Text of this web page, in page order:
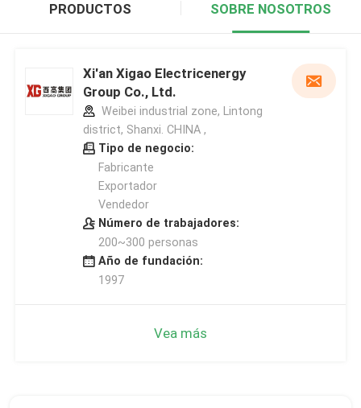
PRODUCTOS SOBRE NOSOTROS
Xi'an Xigao Electricenergy
Group Co., Ltd.
Weibei industrial zone, Lintong
district, Shanxi. CHINA ,
Tipo de negocio:
Fabricante
Exportador
Vendedor
Número de trabajadores:
200~300 personas
Año de fundación:
1997
Vea más